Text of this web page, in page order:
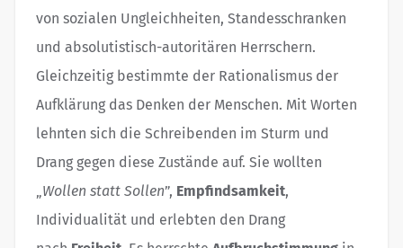
von sozialen Ungleichheiten, Standesschranken
und absolutistisch-autoritären Herrschern.
Gleichzeitig bestimmte der Rationalismus der
Aufklärung das Denken der Menschen. Mit Worten
lehnten sich die Schreibenden im Sturm und
Drang gegen diese Zustände auf. Sie wollten
„Wollen statt Sollen”, Empfindsamkeit,
Individualität und erlebten den Drang